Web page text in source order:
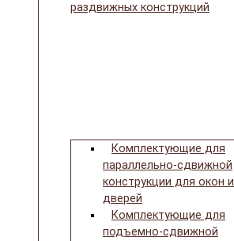
раздвижных конструкций
Комплектующие для
параллельно-сдвижной
конструкции для окон и
дверей
Комплектующие для
подъемно-сдвижной